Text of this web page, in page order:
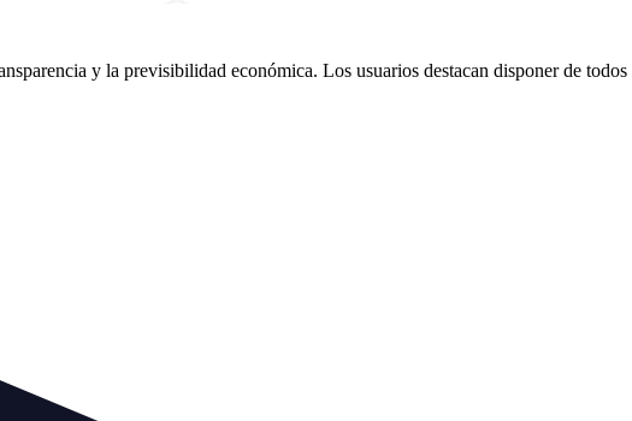
y la previsibilidad económica. Los usuarios destacan disponer de todos